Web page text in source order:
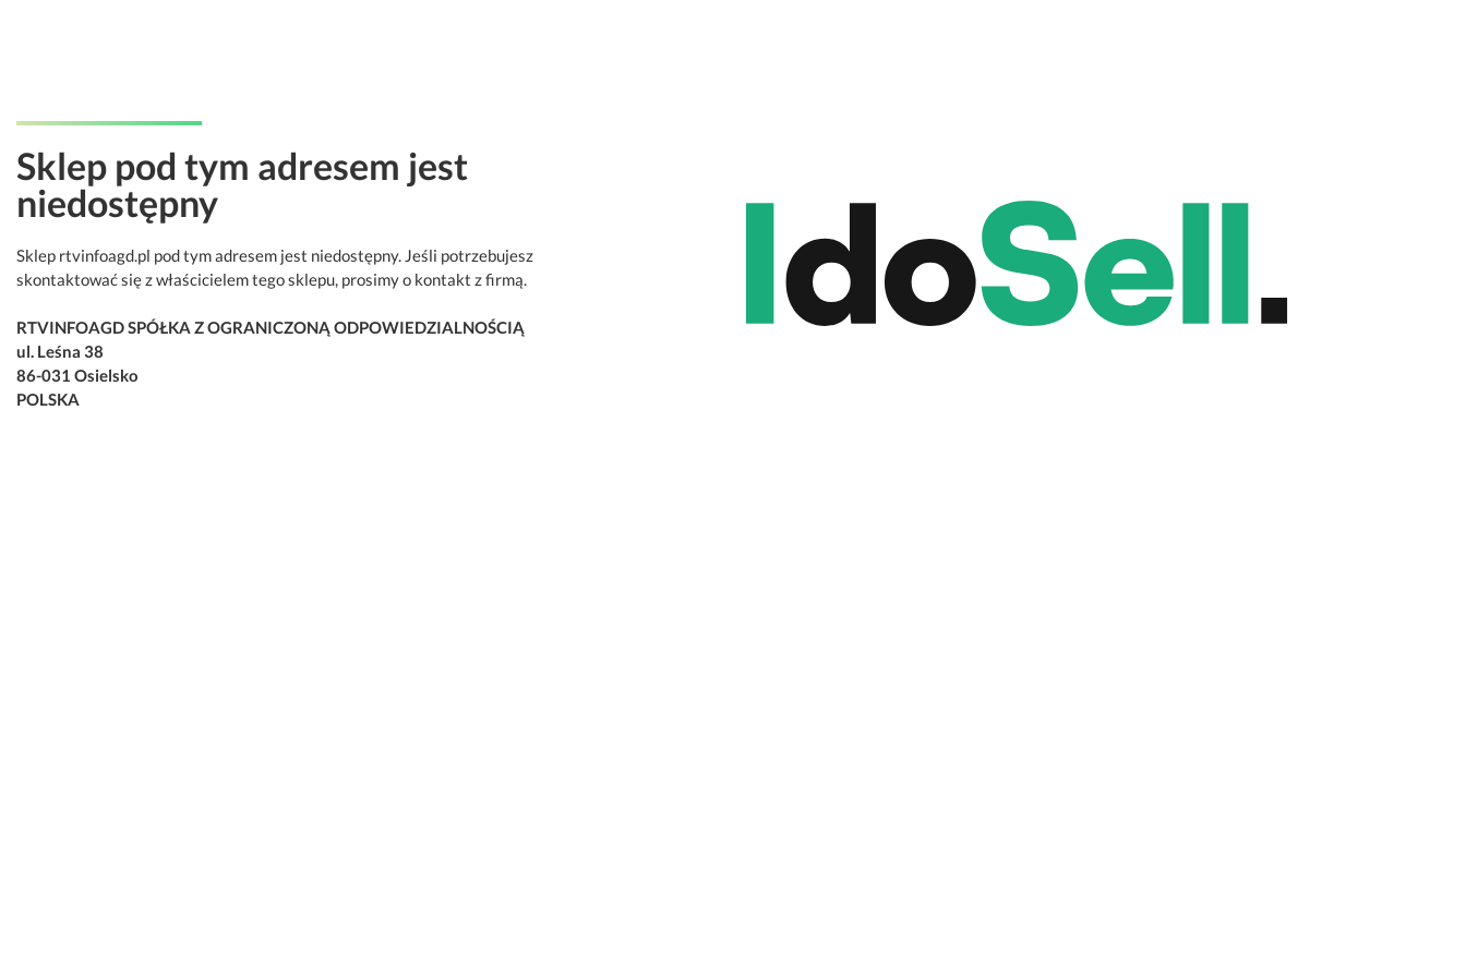
Sklep pod tym adresem jest
niedostępny
Sklep rtvinfoagd.pl pod tym adresem jest niedostępny. Jeśli potrzebujesz
skontaktować się z właścicielem tego sklepu, prosimy o kontakt z firmą.
RTVINFOAGD SPÓŁKA Z OGRANICZONĄ ODPOWIEDZIALNOŚCIĄ
ul. Leśna 38
86-031 Osielsko
POLSKA